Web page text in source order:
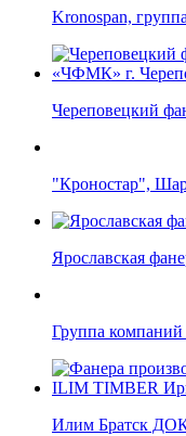
Kronospan,
Череповецкий
"Кроностар",
Ярославская
Группа компаний
Илим Братск